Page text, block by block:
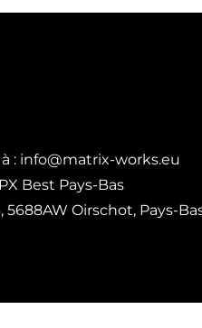
: info@matrix-works.eu
Best Pays-Bas
Oirschot, Pays-